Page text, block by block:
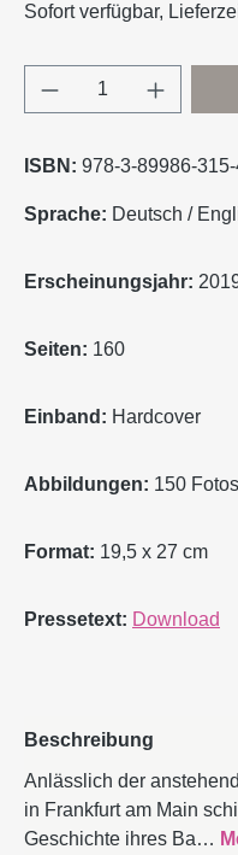
Sofort verfügbar,
Produkt Anzahl:
ISBN: 978-3-89986-
Sprache: Deutsch /
Erscheinungsjahr:
Seiten: 160
Einband: Hardcover
Abbildungen: 150
Format: 19,5 x 27 cm
Pressetext: Download
Beschreibung
Anlässlich der
in Frankfurt am Main
Geschichte ihres Ba…